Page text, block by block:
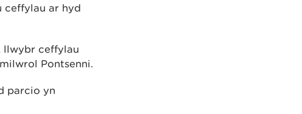
ceffylau ar hyd
llwybr ceffylau
Pontsenni.
parcio yn